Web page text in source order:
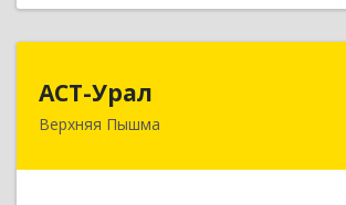
АСТ-Урал
Верхняя Пышма
624090, Свердловская обл,